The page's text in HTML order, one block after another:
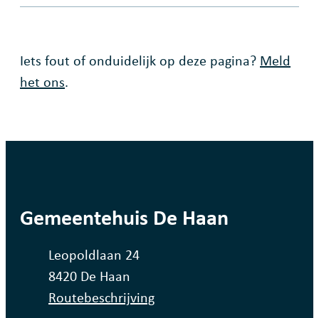
Fout op deze pagina
Iets fout of onduidelijk op deze pagina? Meld
het ons.
contact
Gemeentehuis De Haan
AdresLeopoldlaan 24
,8420 De Haan
Routebeschrijving